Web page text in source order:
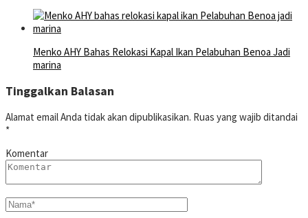
Menko AHY Bahas Relokasi Kapal Ikan Pelabuhan Benoa Jadi
marina
Tinggalkan Balasan
Alamat email Anda tidak akan dipublikasikan. Ruas yang wajib ditandai
*
Komentar